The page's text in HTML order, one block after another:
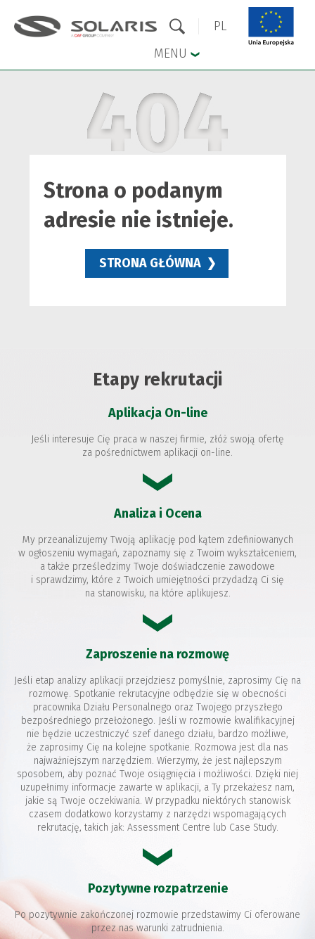
Przejdź do treści
PL
MENU
404
Strona o podanym
adresie nie istnieje.
STRONA GŁÓWNA
Etapy rekrutacji
Aplikacja On-line
Jeśli interesuje Cię praca w naszej firmie, złóż swoją ofertę
za pośrednictwem aplikacji on-line.
Analiza i Ocena
My przeanalizujemy Twoją aplikację pod kątem zdefiniowanych
w ogłoszeniu wymagań, zapoznamy się z Twoim wykształceniem,
a także prześledzimy Twoje doświadczenie zawodowe
i sprawdzimy, które z Twoich umiejętności przydadzą Ci się
na stanowisku, na które aplikujesz.
Zaproszenie na rozmowę
Jeśli etap analizy aplikacji przejdziesz pomyślnie, zaprosimy Cię na
rozmowę. Spotkanie rekrutacyjne odbędzie się w obecności
pracownika Działu Personalnego oraz Twojego przyszłego
bezpośredniego przełożonego. Jeśli w rozmowie kwalifikacyjnej
nie będzie uczestniczyć szef danego działu, bardzo możliwe,
że zaprosimy Cię na kolejne spotkanie. Rozmowa jest dla nas
najważniejszym narzędziem. Wierzymy, że jest najlepszym
sposobem, aby poznać Twoje osiągnięcia i możliwości. Dzięki niej
uzupełnimy informacje zawarte w aplikacji, a Ty przekażesz nam,
jakie są Twoje oczekiwania. W przypadku niektórych stanowisk
czasem dodatkowo korzystamy z narzędzi wspomagających
rekrutację, takich jak: Assessment Centre lub Case Study.
Pozytywne rozpatrzenie
Po pozytywnie zakończonej rozmowie przedstawimy Ci oferowane
przez nas warunki zatrudnienia.